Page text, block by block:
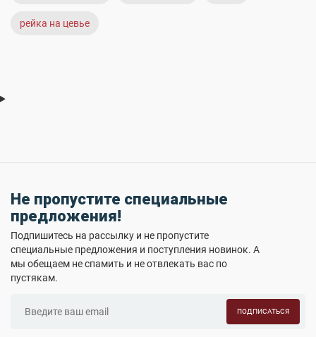
рейка на цевье
Не пропустите специальные
предложения!
Подпишитесь на рассылку и не пропустите
специальные предложения и поступления новинок. А
мы обещаем не спамить и не отвлекать вас по
пустякам.
ПОДПИСАТЬСЯ